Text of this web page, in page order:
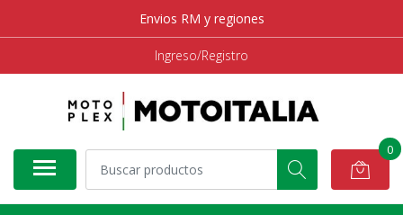
Envios RM y regiones
Ingreso/Registro
0